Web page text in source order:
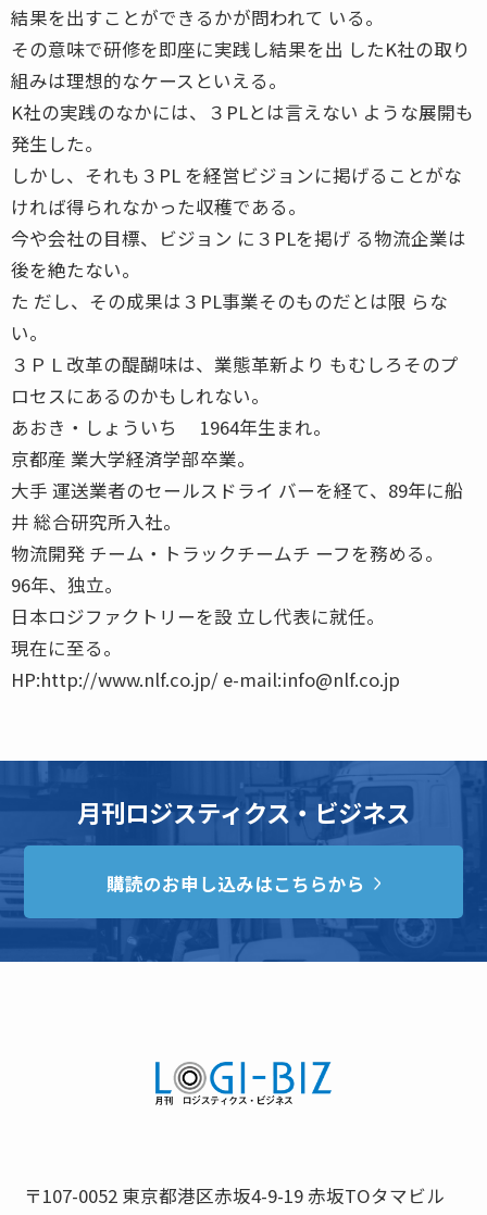
結果を出すことができるかが問われて いる。
その意味で研修を即座に実践し結果を出 したK社の取り
組みは理想的なケースといえる。
K社の実践のなかには、３PLとは言えない ような展開も
発生した。
しかし、それも３PL を経営ビジョンに掲げることがな
ければ得られなかった収穫である。
今や会社の目標、ビジョン に３PLを掲げ る物流企業は
後を絶たない。
た だし、その成果は３PL事業そのものだとは限 らな
い。
３ＰＬ改革の醍醐味は、業態革新より もむしろそのプ
ロセスにあるのかもしれない。
あおき・しょういち 1964年生まれ。
京都産 業大学経済学部卒業。
大手 運送業者のセールスドライ バーを経て、89年に船
井 総合研究所入社。
物流開発 チーム・トラックチームチ ーフを務める。
96年、独立。
日本ロジファクトリーを設 立し代表に就任。
現在に至る。
HP:http://www.nlf.co.jp/ e-mail:info@nlf.co.jp
月刊ロジスティクス・ビジネス
購読のお申し込みはこちらから
〒107-0052 東京都港区赤坂4-9-19 赤坂TOタマビル